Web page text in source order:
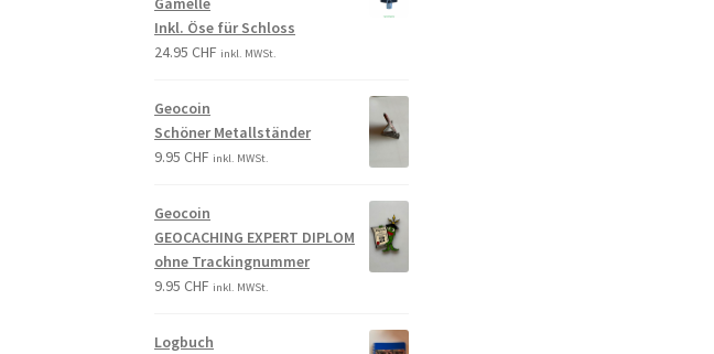
Inkl. Öse für Schloss
24.95CHF inkl. MWSt.
Geocoin
Schöner Metallständer
9.95CHF inkl. MWSt.
Geocoin
GEOCACHING EXPERT DIPLOM
ohne Trackingnummer
9.95CHF inkl. MWSt.
Logbuch